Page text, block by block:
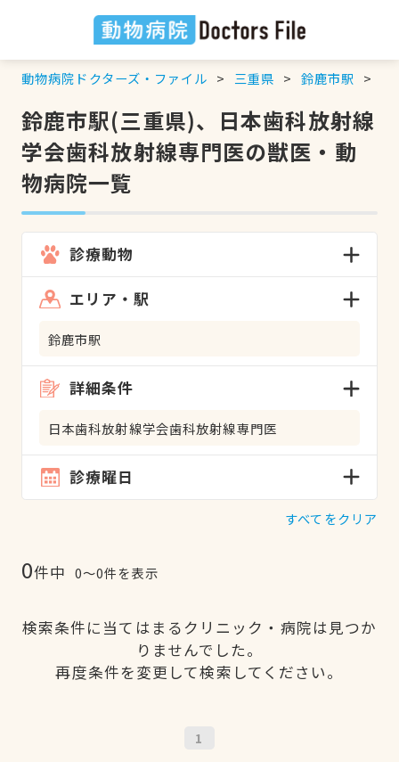
動物病院ドクターズ・ファイル 三重県 鈴鹿市駅
鈴鹿市駅(三重県)、日本歯科放射線
学会歯科放射線専門医の獣医・動
物病院一覧
診療動物
エリア・駅
鈴鹿市駅
詳細条件
日本歯科放射線学会歯科放射線専門医
診療曜日
すべてをクリア
0件中 0〜0件を表示
検索条件に当てはまるクリニック・病院は見つか
りませんでした。
再度条件を変更して検索してください。
1